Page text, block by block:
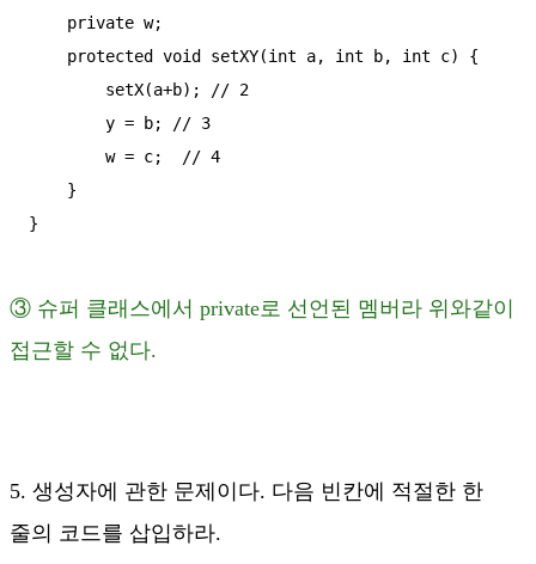
}
③ 슈퍼 클래스에서 private로 선언된 멤버라 위와같이
접근할 수 없다.
5. 생성자에 관한 문제이다. 다음 빈칸에 적절한 한
줄의 코드를 삽입하라.